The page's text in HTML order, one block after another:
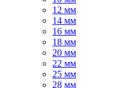
12 мм
14 мм
16 мм
18 мм
20 мм
22 мм
25 мм
28 мм